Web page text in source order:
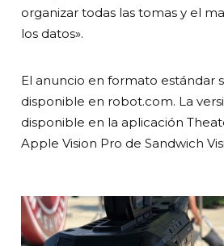
organizar todas las tomas y el
los datos».
El anuncio en formato estándar
disponible en robot.com. La
disponible en la aplicación
Apple Vision Pro de Sandwich